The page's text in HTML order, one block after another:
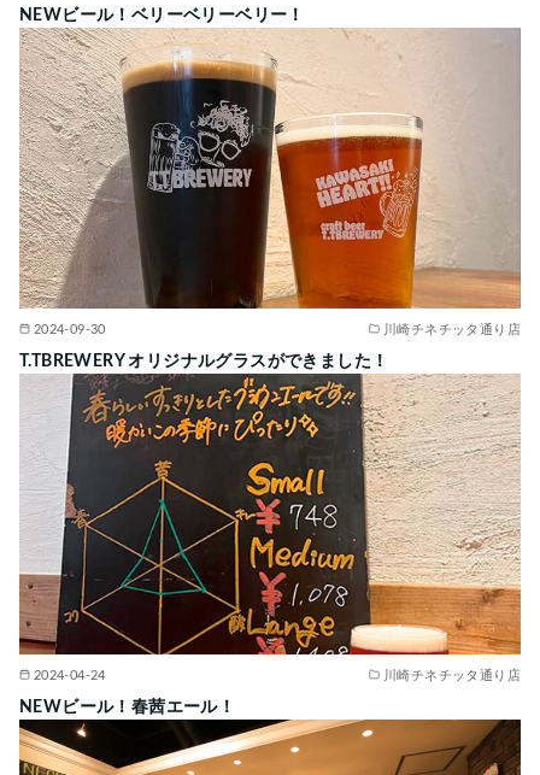
NEWビール！ベリーベリーベリー！
2024-09-30 川崎チネチッタ通り店
T.TBREWERY オリジナルグラスができました！
2024-04-24 川崎チネチッタ通り店
NEWビール！春茜エール！